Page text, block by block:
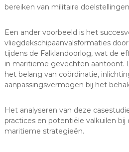
bereiken van militaire
Een ander voorbeeld is het
vliegdekschipaanvalsformaties
tijdens de Falklandoorlog, wat de
in maritieme gevechten aantoont.
het belang van coördinatie,
aanpassingsvermogen bij het
Het analyseren van deze
practices en potentiële valkuilen
maritieme strategieën.